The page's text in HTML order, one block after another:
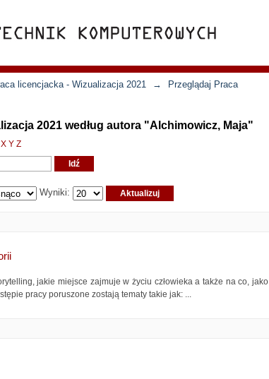
licencjacka - Wizualizacja 2021 →
Przeglądaj Praca
2021 według autora "Alchimowicz, Maja"
X Y Z
Wyniki:
jakie miejsce zajmuje w życiu człowieka a także na co, jako
pracy poruszone zostają tematy takie jak: ...